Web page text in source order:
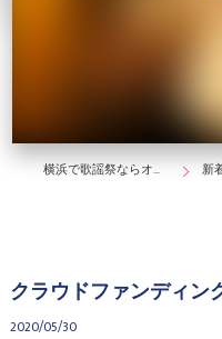
横浜で歌謡祭ならオフィス道 新着
クラウドファンディン
2020/05/30